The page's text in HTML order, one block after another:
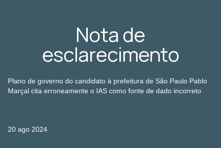
Nota de
esclarecimento
Plano de governo do candidato à prefeitura de São Paulo Pablo
Marçal cita erroneamente o IAS como fonte de dado incorreto
20 ago 2024